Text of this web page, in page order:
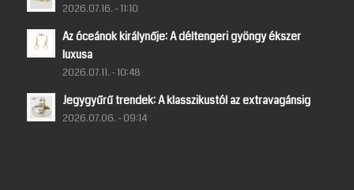
2026.07.16. - 11:10
Az óceánok királynője: A déltengeri gyöngy ékszer
luxusa
2026.07.11. - 10:48
Jegygyűrű trendek: A klasszikustól az extravagánsig
2026.07.06. - 09:14